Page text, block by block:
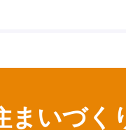
まいづく